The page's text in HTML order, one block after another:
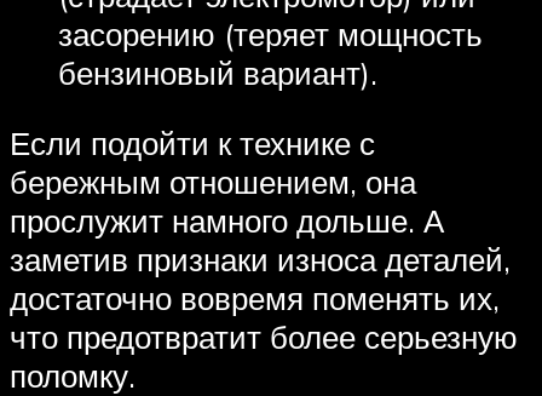
засорению (теряет мощность
бензиновый вариант).
Если подойти к технике с
бережным отношением, она
прослужит намного дольше. А
заметив признаки износа деталей,
достаточно вовремя поменять их,
что предотвратит более серьезную
поломку.